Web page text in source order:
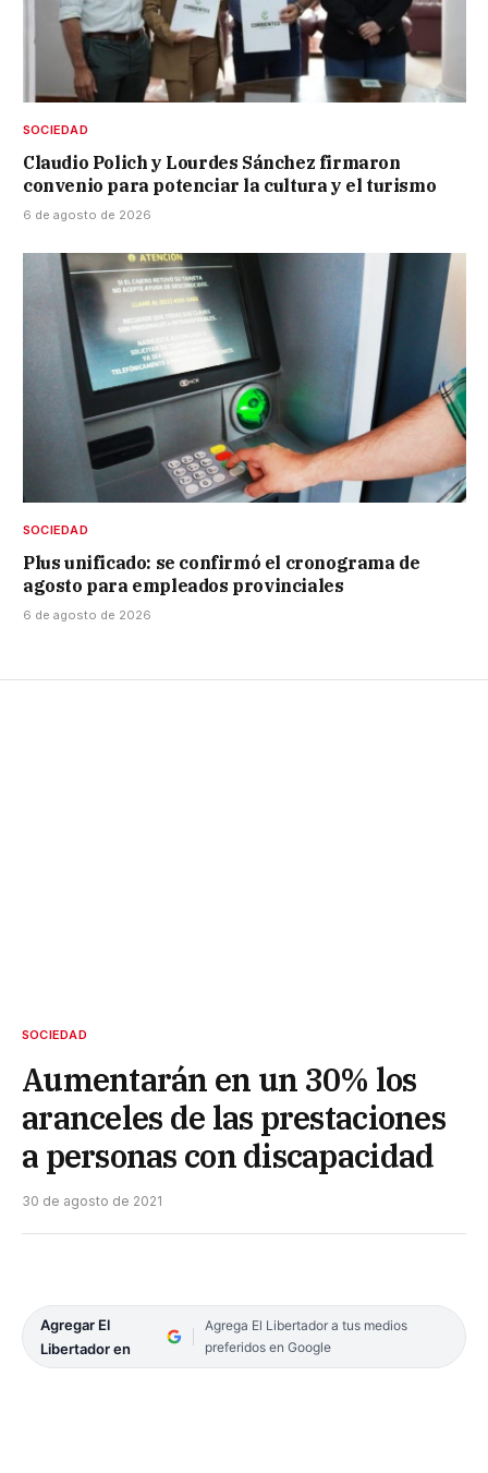
SOCIEDAD
Claudio Polich y Lourdes Sánchez firmaron
convenio para potenciar la cultura y el turismo
6 de agosto de 2026
SOCIEDAD
Plus unificado: se confirmó el cronograma de
agosto para empleados provinciales
6 de agosto de 2026
SOCIEDAD
Aumentarán en un 30% los
aranceles de las prestaciones
a personas con discapacidad
30 de agosto de 2021
Agregar El
Libertador en
Agrega El Libertador a tus medios
preferidos en Google